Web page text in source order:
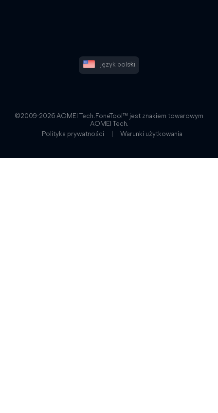
język polski
©2009-2026 AOMEI Tech. FoneTool™ jest znakiem towarowym
AOMEI Tech.
Polityka prywatności
Warunki użytkowania